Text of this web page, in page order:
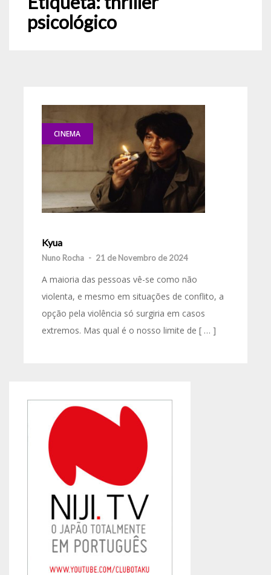
psicológico
CINEMA
Kyua
Nuno Rocha - 21 de Novembro de 2024
A maioria das pessoas vê-se como não
violenta, e mesmo em situações de conflito, a
opção pela violência só surgiria em casos
extremos. Mas qual é o nosso limite de [ … ]